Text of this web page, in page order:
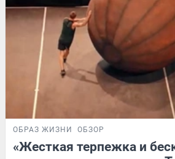
ОБРАЗ ЖИЗНИ ОБЗОР
«Жесткая терпежка и